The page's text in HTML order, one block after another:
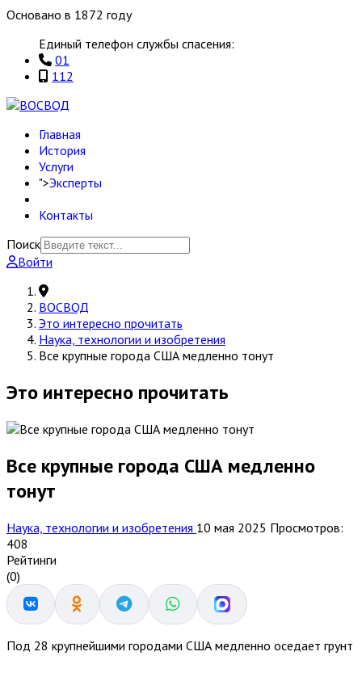
Основано в 1872 году
Единый телефон службы спасения:
01
112
Главная
История
Услуги
">Эксперты
Контакты
Поиск
Войти
ВОСВОД
Это интересно прочитать
Наука, технологии и изобретения
Все крупные города США медленно тонут
Это интересно прочитать
Все крупные города США медленно
тонут
Наука, технологии и изобретения 10 мая 2025 Просмотров:
408
Рейтинги
(0)
Под 28 крупнейшими городами США медленно оседает грунт